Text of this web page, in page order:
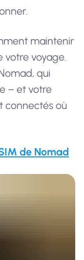
maintenir
votre voyage.
qui
– et votre
connectés où
de Nomad